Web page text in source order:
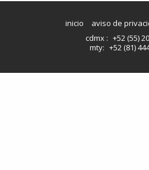
inicio aviso de
cdmx : +52 (55)
mty: +52 (81)